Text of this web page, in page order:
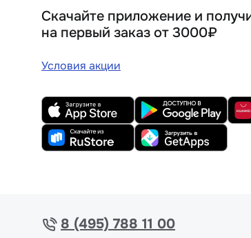
Скачайте приложение и
на первый заказ от 3000₽
Условия акции
8 (495) 788 11 00